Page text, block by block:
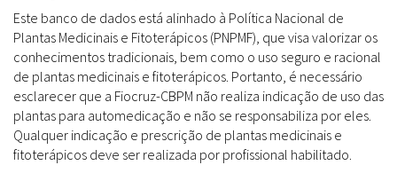
Este banco de dados está alinhado à Política Nacional de
Plantas Medicinais e Fitoterápicos (PNPMF), que visa valorizar os
conhecimentos tradicionais, bem como o uso seguro e racional
de plantas medicinais e fitoterápicos. Portanto, é necessário
esclarecer que a Fiocruz-CBPM não realiza indicação de uso das
plantas para automedicação e não se responsabiliza por eles.
Qualquer indicação e prescrição de plantas medicinais e
fitoterápicos deve ser realizada por profissional habilitado.